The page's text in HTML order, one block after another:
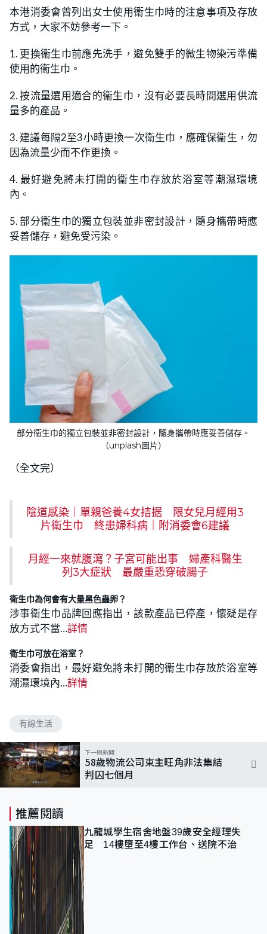
本港消委會曾列出女士使用衞生巾時的注意事項及存放
方式，大家不妨參考一下。
1. 更換衞生巾前應先洗手，避免雙手的微生物染污準備
使用的衞生巾。
2. 按流量選用適合的衞生巾，沒有必要長時間選用供流
量多的產品。
3. 建議每隔2至3小時更換一次衛生巾，應確保衞生，勿
因為流量少而不作更換。
4. 最好避免將未打開的衞生巾存放於浴室等潮濕環境
內。
5. 部分衞生巾的獨立包裝並非密封設計，隨身攜帶時應
妥善儲存，避免受污染。
部分衞生巾的獨立包裝並非密封設計，隨身攜帶時應妥善儲存。
（unplash圖片）
（全文完）
陰道感染｜單親爸養4女拮据 限女兒月經用3
片衛生巾 終患婦科病｜附消委會6建議
月經一來就腹瀉？子宮可能出事 婦產科醫生
列3大症狀 最嚴重恐穿破腸子
衛生巾為何會有大量黑色蟲卵？
涉事衛生巾品牌回應指出，該款產品已停產，懷疑是存
放方式不當…詳情
衛生巾可放在浴室？
消委會指出，最好避免將未打開的衞生巾存放於浴室等
潮濕環境內…詳情
有線生活
下一則新聞
58歲物流公司東主旺角非法集結
判囚七個月
推薦閱讀
九龍城學生宿舍地盤39歲安全經理失
足 14樓墮至4樓工作台、送院不治